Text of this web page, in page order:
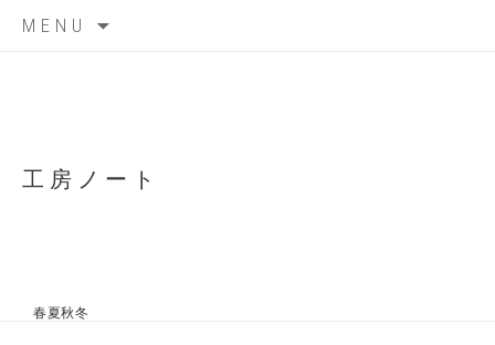
MENU
工房ノート
春夏秋冬